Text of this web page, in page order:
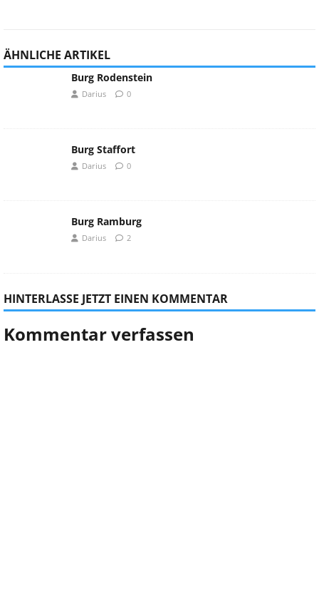
ÄHNLICHE ARTIKEL
Burg Rodenstein
Darius 0
Burg Staffort
Darius 0
Burg Ramburg
Darius 2
HINTERLASSE JETZT EINEN KOMMENTAR
Kommentar verfassen